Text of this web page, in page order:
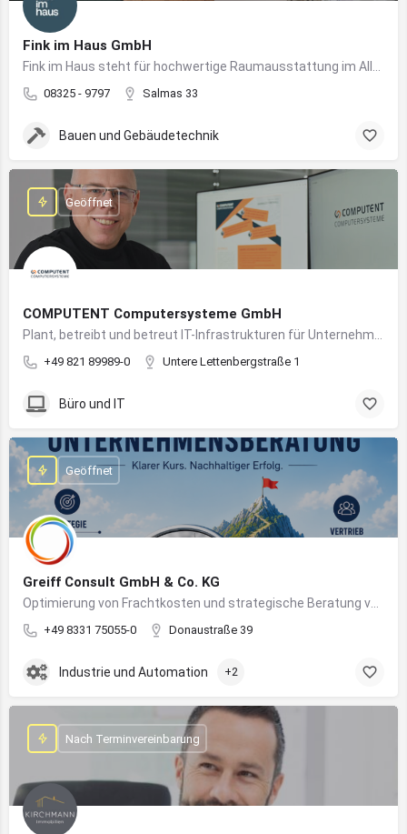
Fink im Haus GmbH
08325 - 9797 Salmas 33
Bauen und Gebäudetechnik
COMPUTENT Computersysteme GmbH
+49 821 89989-0 Untere Lettenbergstraße 1
Geöffnet
Büro und IT
Greiff Consult GmbH & Co. KG
+49 8331 75055-0 Donaustraße 39
Geöffnet
Industrie und Automation +2
Nach Terminvereinbarung